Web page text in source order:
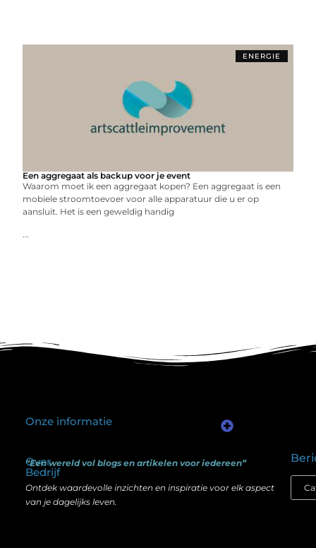
ENERGIE
Een aggregaat als backup voor je event
Waarom moet ik een aggregaat kopen? Een aggregaat is een
mobiele stroomtoevoer voor alle apparatuur die u er op
aansluit. Het is een geweldig handig
...
Over
Bedrijf
“Een wereld vol blogs en artikelen voor iedereen”
Ontdek waardevolle inzichten en inspiratie voor elk aspect
van je dagelijks leven.
Onze informatie